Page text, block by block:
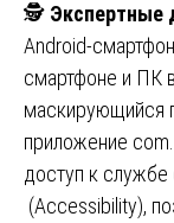
🕵️ Экспертные
Android-
смартфоне и ПК
маскирующийся
приложение
доступ к
(Accessibility),